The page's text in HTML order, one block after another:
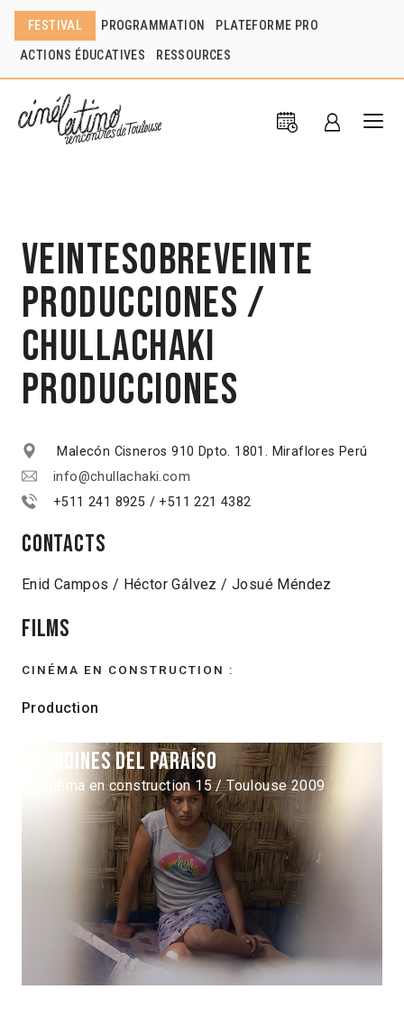
FESTIVAL PROGRAMMATION PLATEFORME PRO
ACTIONS ÉDUCATIVES RESSOURCES
Veintesobreveinte
producciones /
Chullachaki
producciones
Malecón Cisneros 910 Dpto. 1801. Miraflores Perú
info@chullachaki.com
+511 241 8925 / +511 221 4382
Contacts
Enid Campos / Héctor Gálvez / Josué Méndez
Films
CINÉMA EN CONSTRUCTION :
Production
Jardines del paraíso
Cinéma en construction 15 / Toulouse 2009